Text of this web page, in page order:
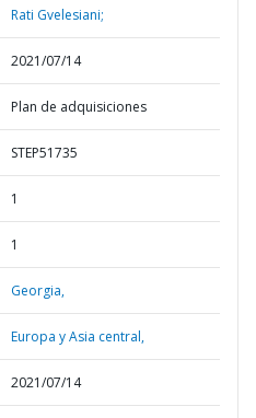
Rati Gvelesiani;
2021/07/14
Plan de adquisiciones
STEP51735
1
1
Georgia,
Europa y Asia central,
2021/07/14